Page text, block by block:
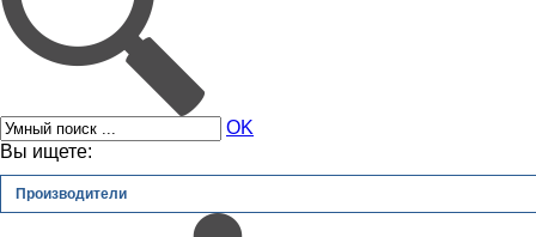
OK
Вы ищете:
Производители